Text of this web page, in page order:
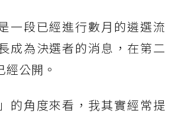
一段已經進行數月的遴選流
成為決選者的消息，在第二
公開。
的角度來看，我其實經常提